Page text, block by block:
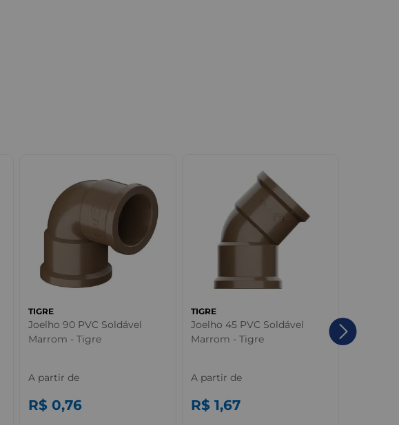
TIGRE
Joelho 90 PVC Soldável
Marrom - Tigre
A partir de
R$ 0,76
TIGRE
Joelho 45 PVC Soldável
Marrom - Tigre
A partir de
R$ 1,67
Cap
Tigre